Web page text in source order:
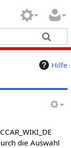
Hilfe
die Auswahl